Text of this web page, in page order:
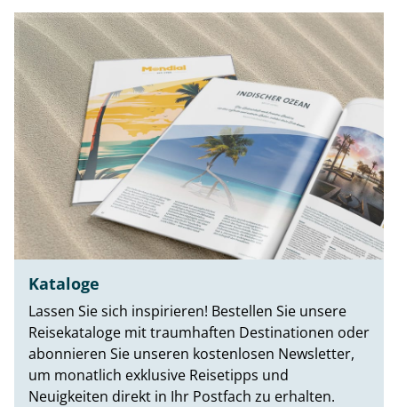
Kataloge
Lassen Sie sich inspirieren! Bestellen Sie unsere
Reisekataloge mit traumhaften Destinationen oder
abonnieren Sie unseren kostenlosen Newsletter,
um monatlich exklusive Reisetipps und
Neuigkeiten direkt in Ihr Postfach zu erhalten.